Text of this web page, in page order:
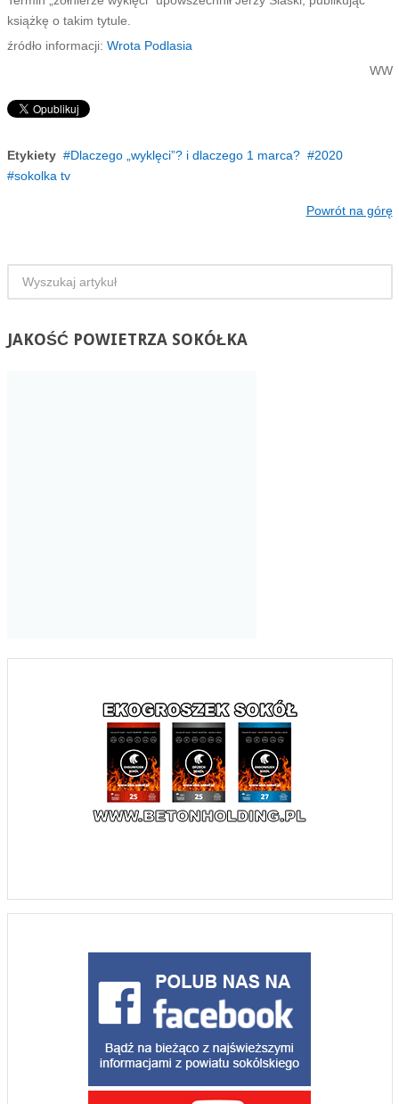
książkę o takim tytule.
źródło informacji: Wrota Podlasia
WW
Etykiety Dlaczego „wyklęci”? i dlaczego 1 marca?
2020
sokolka tv
Powrót na górę
JAKOŚĆPOWIETRZA SOKÓŁKA